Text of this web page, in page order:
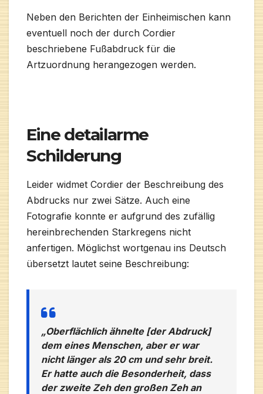
Neben den Berichten der Einheimischen kann
eventuell noch der durch Cordier
beschriebene Fußabdruck für die
Artzuordnung herangezogen werden.
Eine detailarme
Schilderung
Leider widmet Cordier der Beschreibung des
Abdrucks nur zwei Sätze. Auch eine
Fotografie konnte er aufgrund des zufällig
hereinbrechenden Starkregens nicht
anfertigen. Möglichst wortgenau ins Deutsch
übersetzt lautet seine Beschreibung:
„Oberflächlich ähnelte [der Abdruck]
dem eines Menschen, aber er war
nicht länger als 20 cm und sehr breit.
Er hatte auch die Besonderheit, dass
der zweite Zeh den großen Zeh an